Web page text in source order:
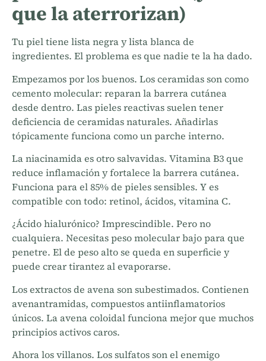
que la aterrorizan)
Tu piel tiene lista negra y lista blanca de
ingredientes. El problema es que nadie te la ha dado.
Empezamos por los buenos. Los ceramidas son como
cemento molecular: reparan la barrera cutánea
desde dentro. Las pieles reactivas suelen tener
deficiencia de ceramidas naturales. Añadirlas
tópicamente funciona como un parche interno.
La niacinamida es otro salvavidas. Vitamina B3 que
reduce inflamación y fortalece la barrera cutánea.
Funciona para el 85% de pieles sensibles. Y es
compatible con todo: retinol, ácidos, vitamina C.
¿Ácido hialurónico? Imprescindible. Pero no
cualquiera. Necesitas peso molecular bajo para que
penetre. El de peso alto se queda en superficie y
puede crear tirantez al evaporarse.
Los extractos de avena son subestimados. Contienen
avenantramidas, compuestos antiinflamatorios
únicos. La avena coloidal funciona mejor que muchos
principios activos caros.
Ahora los villanos. Los sulfatos son el enemigo